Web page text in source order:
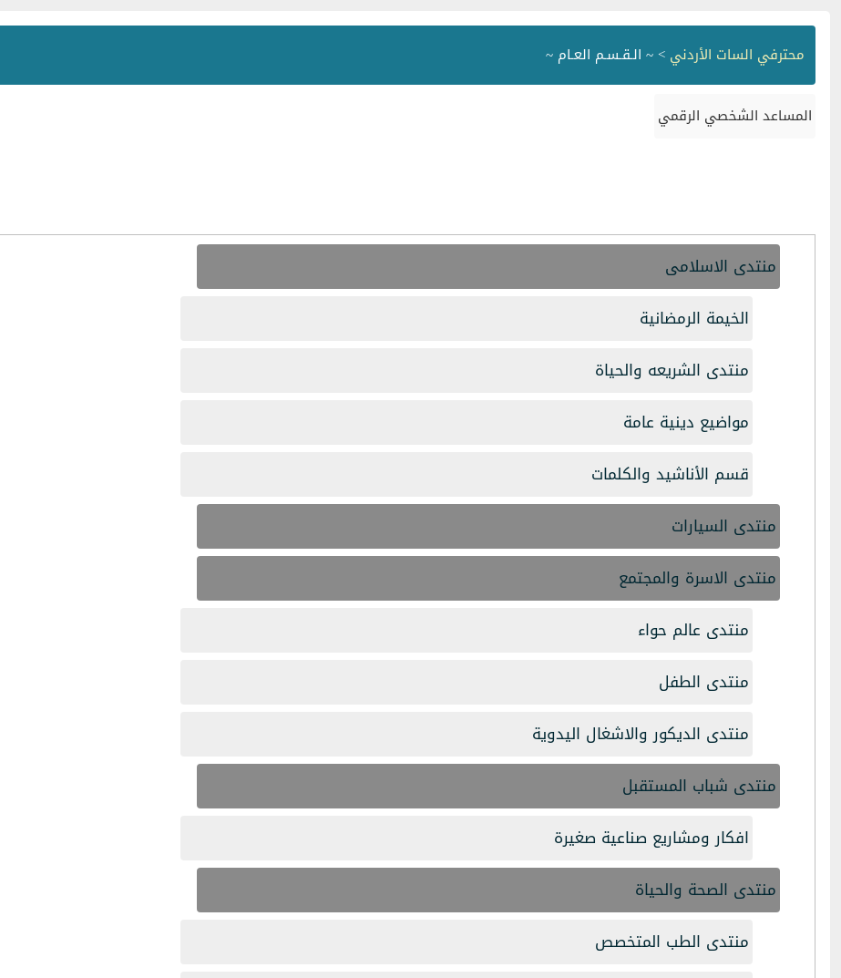
محترفي السات الأردني > ~ الـقـسـم العـام ~
المساعد الشخصي الرقمي
منتدى الاسلامى
الخيمة الرمضانية
منتدى الشريعه والحياة
مواضيع دينية عامة
قسم الأناشيد والكلمات
منتدى السيارات
منتدى الاسرة والمجتمع
منتدى عالم حواء
منتدى الطفل
منتدى الديكور والاشغال اليدوية
منتدى شباب المستقبل
افكار ومشاريع صناعية صغيرة
منتدى الصحة والحياة
منتدى الطب المتخصص